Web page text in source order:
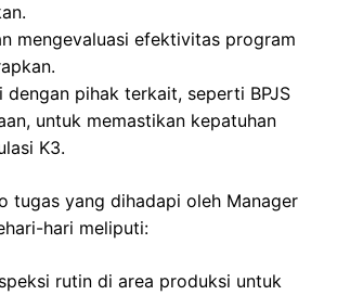
mengevaluasi efektivitas program
dengan pihak terkait, seperti BPJS
untuk memastikan kepatuhan
K3.
tugas yang dihadapi oleh Manager
hari meliputi:
rutin di area produksi untuk